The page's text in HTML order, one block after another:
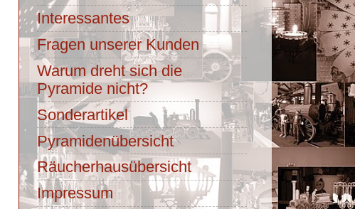
Interessantes
Fragen unserer Kunden
Warum dreht sich die
Pyramide nicht?
Sonderartikel
Pyramidenübersicht
Räucherhausübersicht
Impressum